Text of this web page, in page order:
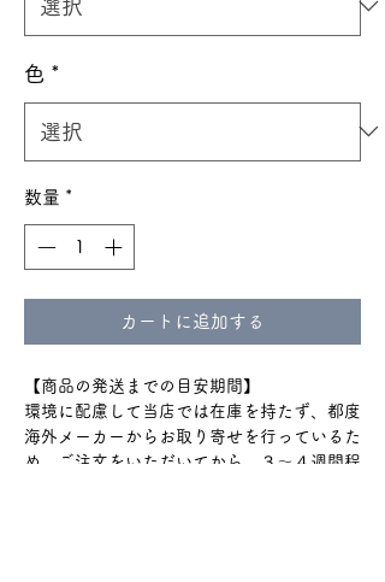
色 *
数量 *
カートに追加する
【商品の発送までの目安期間】
環境に配慮して当店では在庫を持たず、都度
海外メーカーからお取り寄せを行っているた
め、ご注文をいただいてから、３〜４週間程